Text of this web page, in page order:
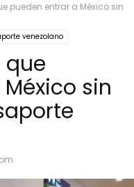
pueden entrar a México sin
venezolano
que
sin